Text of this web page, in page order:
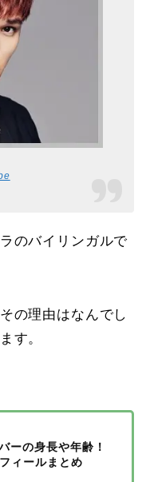
のバイリンガルで
の理由はなんでし
す。
ーの身長や年齢！
ィールまとめ